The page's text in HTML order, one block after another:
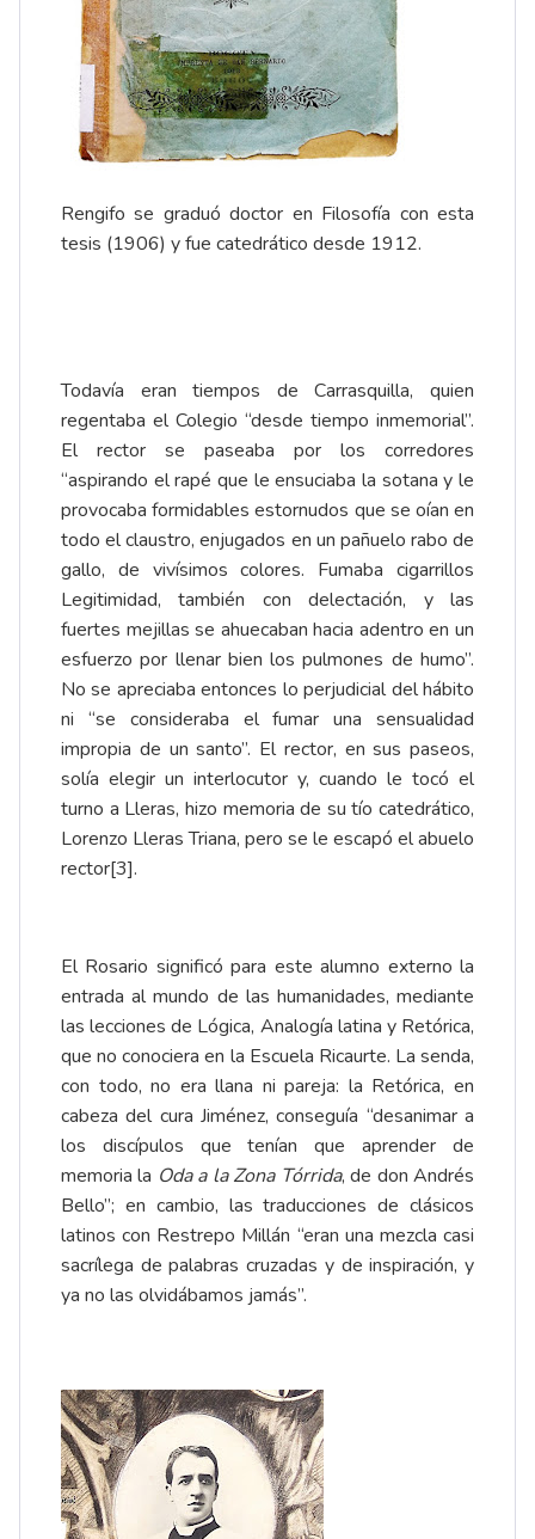
Rengifo se graduó doctor en Filosofía con esta
tesis (1906) y fue catedrático desde 1912.
Todavía eran tiempos de Carrasquilla, quien
regentaba el Colegio “desde tiempo inmemorial”.
El rector se paseaba por los corredores
“aspirando el rapé que le ensuciaba la sotana y le
provocaba formidables estornudos que se oían en
todo el claustro, enjugados en un pañuelo rabo de
gallo, de vivísimos colores. Fumaba cigarrillos
Legitimidad, también con delectación, y las
fuertes mejillas se ahuecaban hacia adentro en un
esfuerzo por llenar bien los pulmones de humo”.
No se apreciaba entonces lo perjudicial del hábito
ni “se consideraba el fumar una sensualidad
impropia de un santo”. El rector, en sus paseos,
solía elegir un interlocutor y, cuando le tocó el
turno a Lleras, hizo memoria de su tío catedrático,
Lorenzo Lleras Triana, pero se le escapó el abuelo
rector[3].
El Rosario significó para este alumno externo la
entrada al mundo de las humanidades, mediante
las lecciones de Lógica, Analogía latina y Retórica,
que no conociera en la Escuela Ricaurte. La senda,
con todo, no era llana ni pareja: la Retórica, en
cabeza del cura Jiménez, conseguía “desanimar a
los discípulos que tenían que aprender de
memoria la Oda a la Zona Tórrida, de don Andrés
Bello”; en cambio, las traducciones de clásicos
latinos con Restrepo Millán “eran una mezcla casi
sacrílega de palabras cruzadas y de inspiración, y
ya no las olvidábamos jamás”.